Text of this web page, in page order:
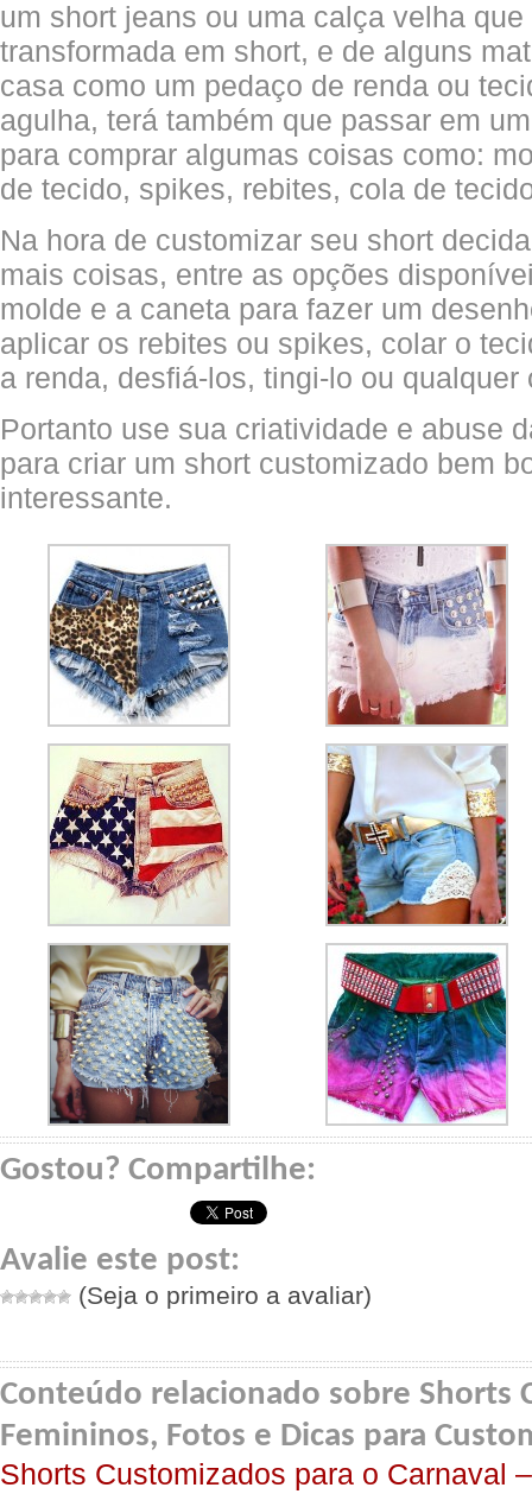
um short jeans ou uma calça velha
transformada em short, e de alguns
casa como um pedaço de renda ou
agulha, terá também que passar em
para comprar algumas coisas como:
de tecido, spikes, rebites, cola de
Na hora de customizar seu short
mais coisas, entre as opções
molde e a caneta para fazer um
aplicar os rebites ou spikes, colar o
a renda, desfiá-los, tingi-lo ou qualquer
Portanto use sua criatividade e abuse
para criar um short customizado bem
interessante.
Gostou? Compartilhe:
Avalie este post:
(Seja o primeiro a avaliar)
Conteúdo relacionado sobre Shorts
Femininos, Fotos e Dicas para
Shorts Customizados para o Carnaval